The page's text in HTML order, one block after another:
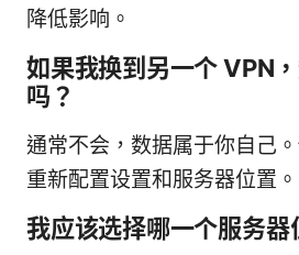
降低影响。
如果我换到另一个 VPN
吗？
通常不会，数据属于你自己
重新配置设置和服务器位置。
我应该选择哪一个服务器